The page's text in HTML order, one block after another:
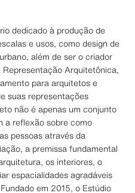
dedicado à produção de
e usos, como design de
além de ser o criador
Arquitetônica,
para arquitetos e
suas representações
não é apenas um conjunto
a reflexão sobre como
pessoas através da
a premissa fundamental
os interiores, o
espacialidades agradáveis
em 2015, o Estúdio